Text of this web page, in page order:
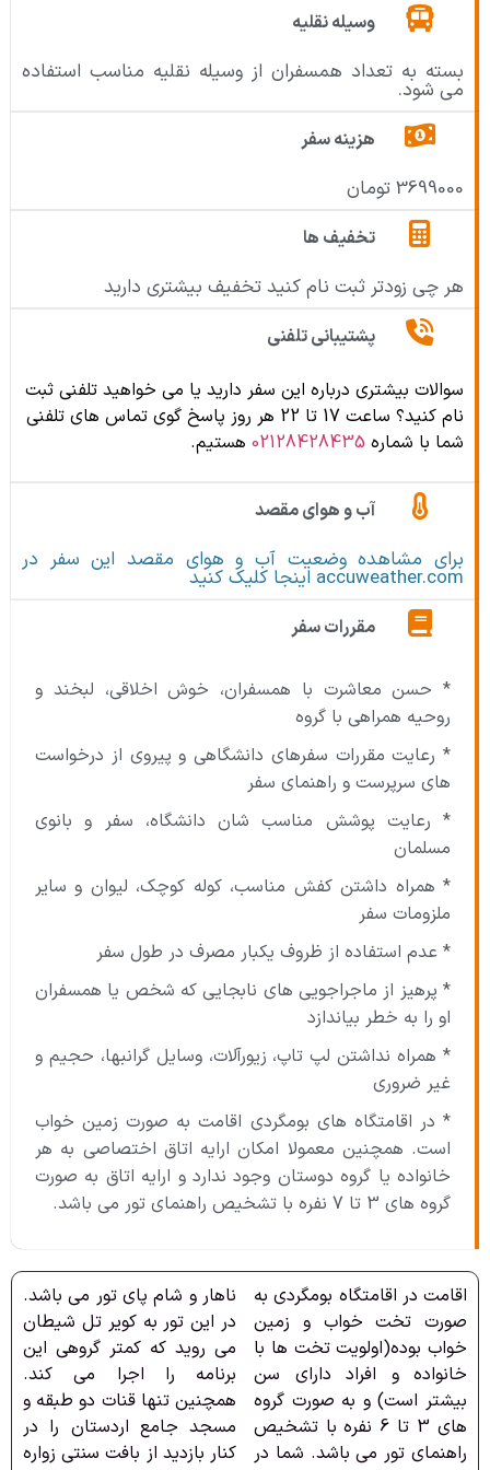
وسیله نقلیه
بسته به تعداد همسفران از وسیله نقلیه مناسب استفاده
می شود.
هزینه سفر
3699000 تومان
تخفیف ها
هر چی زودتر ثبت نام کنید تخفیف بیشتری دارید
پشتیبانی تلفنی
سوالات بیشتری درباره این سفر دارید یا می خواهید تلفنی ثبت
نام کنید؟ ساعت 17 تا 22 هر روز پاسخ گوی تماس های تلفنی
شما با شماره 02128428435 هستیم.
آب و هوای مقصد
برای مشاهده وضعیت آب و هوای مقصد این سفر در
accuweather.com اینجا کلیک کنید
مقررات سفر
* حسن معاشرت با همسفران، خوش اخلاقی، لبخند و
روحیه همراهی با گروه
* رعایت مقررات سفرهای دانشگاهی و پیروی از درخواست
های سرپرست و راهنمای سفر
* رعایت پوشش مناسب شان دانشگاه، سفر و بانوی
مسلمان
* همراه داشتن کفش مناسب، کوله کوچک، لیوان و سایر
ملزومات سفر
* عدم استفاده از ظروف یکبار مصرف در طول سفر
* پرهیز از ماجراجویی های نابجایی که شخص یا همسفران
او را به خطر بیاندازد
* همراه نداشتن لپ تاپ، زیورآلات، وسایل گرانبها، حجیم و
غیر ضروری
* در اقامتگاه های بومگردی اقامت به صورت زمین خواب
است. همچنین معمولا امکان ارایه اتاق اختصاصی به هر
خانواده یا گروه دوستان وجود ندارد و ارایه اتاق به صورت
گروه های 3 تا 7 نفره با تشخیص راهنمای تور می باشد.
اقامت در اقامتگاه بومگردی به
صورت تخت خواب و زمین
خواب بوده(اولویت تخت ها با
خانواده و افراد دارای سن
بیشتر است) و به صورت گروه
های 3 تا 6 نفره با تشخیص
راهنمای تور می باشد. شما در
ناهار و شام پای تور می باشد.
در این تور به کویر تل شیطان
می روید که کمتر گروهی این
برنامه را اجرا می کند.
همچنین تنها قنات دو طبقه و
مسجد جامع اردستان را در
کنار بازدید از بافت سنتی زواره